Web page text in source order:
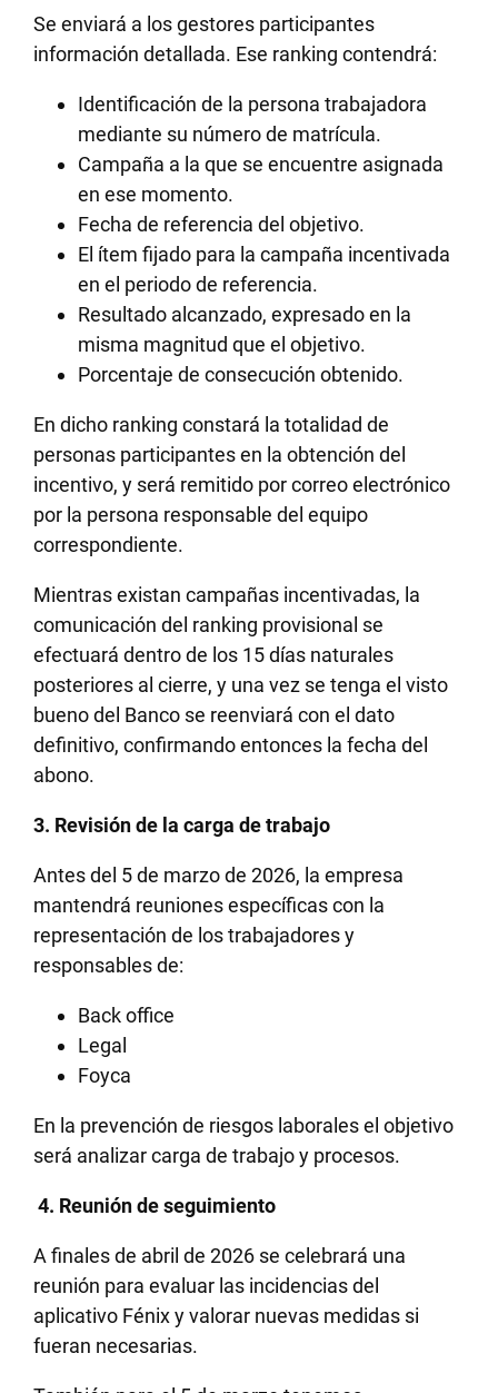
Se enviará a los gestores participantes
información detallada. Ese ranking contendrá:
Identificación de la persona trabajadora
mediante su número de matrícula.
Campaña a la que se encuentre asignada
en ese momento.
Fecha de referencia del objetivo.
El ítem fijado para la campaña incentivada
en el periodo de referencia.
Resultado alcanzado, expresado en la
misma magnitud que el objetivo.
Porcentaje de consecución obtenido.
En dicho ranking constará la totalidad de
personas participantes en la obtención del
incentivo, y será remitido por correo electrónico
por la persona responsable del equipo
correspondiente.
Mientras existan campañas incentivadas, la
comunicación del ranking provisional se
efectuará dentro de los 15 días naturales
posteriores al cierre, y una vez se tenga el visto
bueno del Banco se reenviará con el dato
definitivo, confirmando entonces la fecha del
abono.
3. Revisión de la carga de trabajo
Antes del 5 de marzo de 2026, la empresa
mantendrá reuniones específicas con la
representación de los trabajadores y
responsables de:
Back office
Legal
Foyca
En la prevención de riesgos laborales el objetivo
será analizar carga de trabajo y procesos.
4. Reunión de seguimiento
A finales de abril de 2026 se celebrará una
reunión para evaluar las incidencias del
aplicativo Fénix y valorar nuevas medidas si
fueran necesarias.